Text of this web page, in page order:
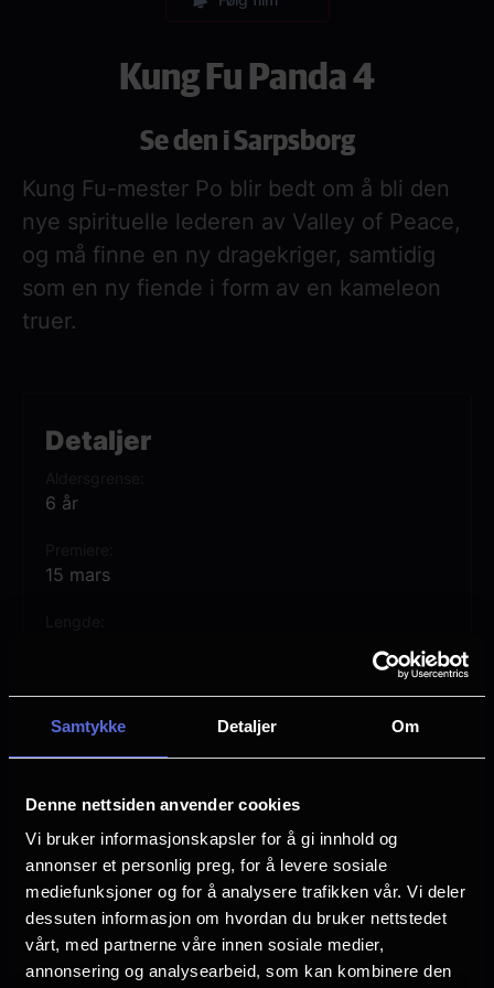
Samtykke Detaljer Om
Denne nettsiden anvender cookies
Vi bruker informasjonskapsler for å gi innhold og
annonser et personlig preg, for å levere sosiale
mediefunksjoner og for å analysere trafikken vår. Vi deler
dessuten informasjon om hvordan du bruker nettstedet
vårt, med partnerne våre innen sosiale medier,
annonsering og analysearbeid, som kan kombinere den
Detaljer
6 år
15 mars
Regi
Mike Mitchell
Rollebesetning
Jack Black
Angelina Jolie
Seth Rogen
Awkwafina
Se mer
Kung Fu Panda 4
Se den i Sarpsborg
Kung Fu-mester Po blir bedt om å bli den
nye spirituelle lederen av Valley of Peace,
og må finne en ny dragekriger, samtidig
som en ny fiende i form av en kameleon
truer.